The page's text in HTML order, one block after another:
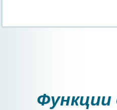
Функции